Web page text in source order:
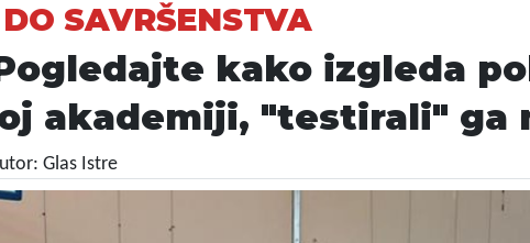
SAVRŠENSTVA
kako izgleda
akademiji, "testirali" ga
Glas Istre